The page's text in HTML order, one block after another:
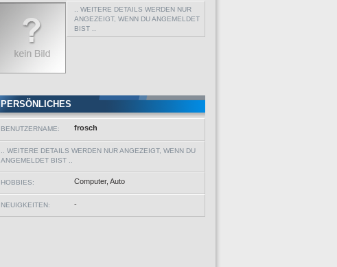
.. WEITERE DETAILS WERDEN NUR
ANGEZEIGT, WENN DU ANGEMELDET
BIST ..
PERSÖNLICHES
BENUTZERNAME: frosch
.. WEITERE DETAILS WERDEN NUR ANGEZEIGT, WENN DU
ANGEMELDET BIST ..
HOBBIES: Computer, Auto
NEUIGKEITEN: -